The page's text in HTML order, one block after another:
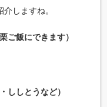
しますね。
ご飯にできます）
ししとうなど）